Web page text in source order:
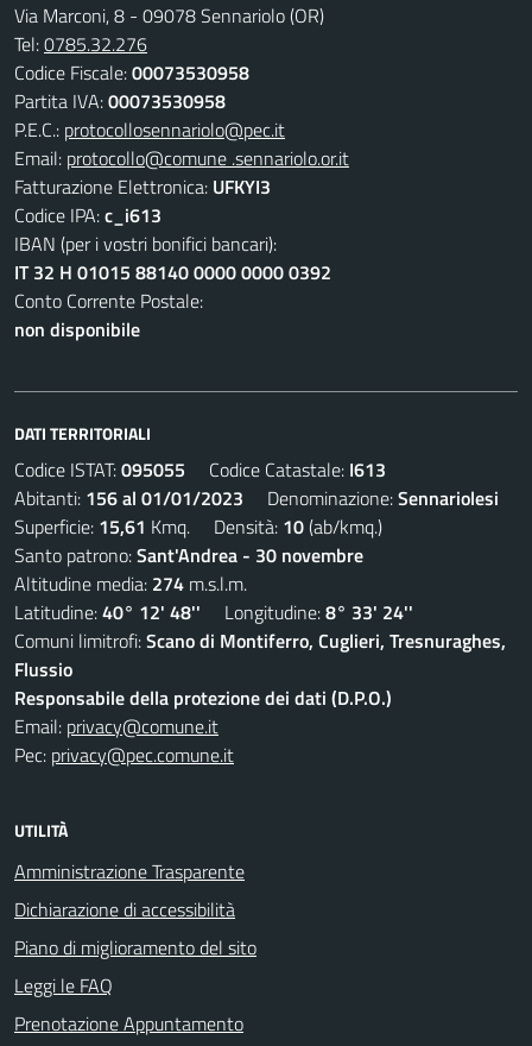
Via Marconi, 8 - 09078 Sennariolo (OR)
Tel:0785.32.276
Codice Fiscale:00073530958
Partita IVA:00073530958
P.E.C.: protocollosennariolo@pec.it
Email: protocollo@comune .sennariolo.or.it
Fatturazione Elettronica: UFKYI3
Codice IPA:c_i613
IBAN (per i vostri bonifici bancari):
IT 32 H 01015 88140 0000 0000 0392
Conto Corrente Postale:
non disponibile
DATI TERRITORIALI
Codice ISTAT:095055 Codice Catastale: I613
Abitanti: 156 al 01/01/2023 Denominazione:Sennariolesi
Superficie: 15,61 Kmq. Densità: 10(ab/kmq.)
Santo patrono:Sant'Andrea - 30 novembre
Altitudine media: 274 m.s.l.m.
Latitudine:40° 12' 48'' Longitudine:8° 33' 24''
Comuni limitrofi:Scano di Montiferro, Cuglieri, Tresnuraghes,
Flussio
Responsabile della protezione dei dati (D.P.O.)
Email: privacy@comune.it
Pec: privacy@pec.comune.it
UTILITÀ
Amministrazione Trasparente
Dichiarazione di accessibilità
Piano di miglioramento del sito
Leggi le FAQ
Prenotazione Appuntamento